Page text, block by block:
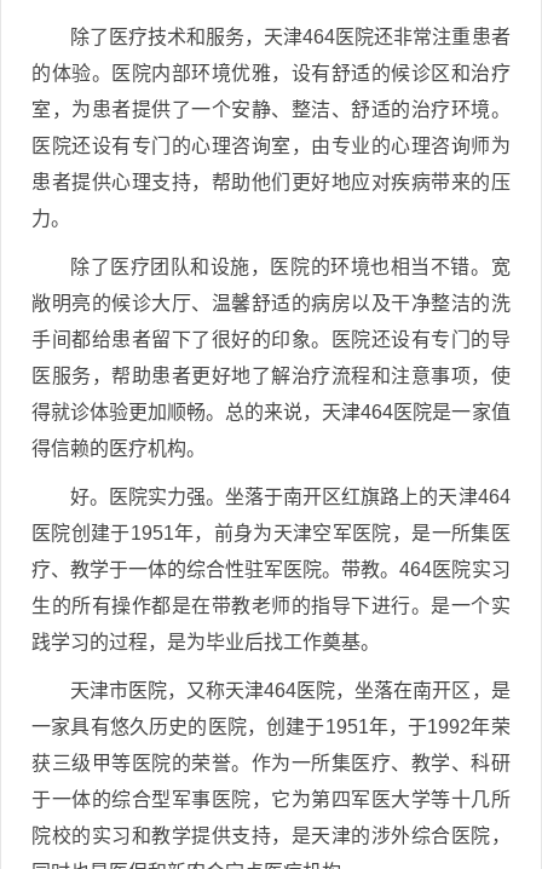
除了医疗技术和服务，天津464医院还非常注重患者
的体验。医院内部环境优雅，设有舒适的候诊区和治疗
室，为患者提供了一个安静、整洁、舒适的治疗环境。
医院还设有专门的心理咨询室，由专业的心理咨询师为
患者提供心理支持，帮助他们更好地应对疾病带来的压
力。
除了医疗团队和设施，医院的环境也相当不错。宽
敞明亮的候诊大厅、温馨舒适的病房以及干净整洁的洗
手间都给患者留下了很好的印象。医院还设有专门的导
医服务，帮助患者更好地了解治疗流程和注意事项，使
得就诊体验更加顺畅。总的来说，天津464医院是一家值
得信赖的医疗机构。
好。医院实力强。坐落于南开区红旗路上的天津464
医院创建于1951年，前身为天津空军医院，是一所集医
疗、教学于一体的综合性驻军医院。带教。464医院实习
生的所有操作都是在带教老师的指导下进行。是一个实
践学习的过程，是为毕业后找工作奠基。
天津市医院，又称天津464医院，坐落在南开区，是
一家具有悠久历史的医院，创建于1951年，于1992年荣
获三级甲等医院的荣誉。作为一所集医疗、教学、科研
于一体的综合型军事医院，它为第四军医大学等十几所
院校的实习和教学提供支持，是天津的涉外综合医院，